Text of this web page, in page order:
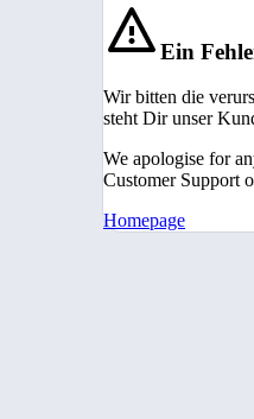
Ein
Wir bitten die
steht Dir unser
We apologise for
Customer Support
Homepage